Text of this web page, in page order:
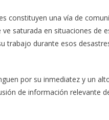
constituyen una vía de
saturada en situaciones de
trabajo durante esos
por su inmediatez y un
de información relevante